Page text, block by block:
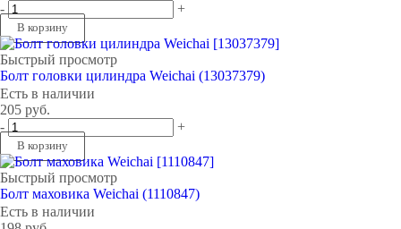
-
+
В корзину
Быстрый просмотр
Болт головки цилиндра Weichai (13037379)
Есть в наличии
205 руб.
-
+
В корзину
Быстрый просмотр
Болт маховика Weichai (1110847)
Есть в наличии